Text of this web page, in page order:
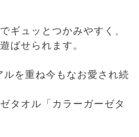
ギュッとつかみやすく、
ばせられます。
を重ね今もなお愛され続
タオル「カラーガーゼタ